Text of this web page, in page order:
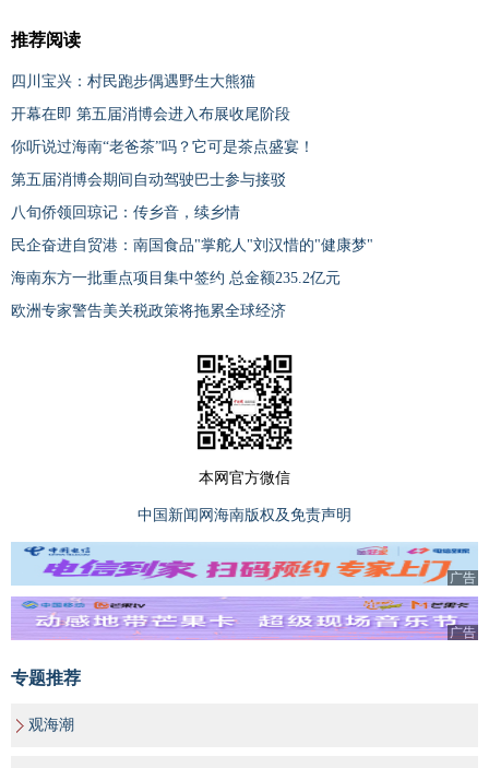
推荐阅读
四川宝兴：村民跑步偶遇野生大熊猫
开幕在即 第五届消博会进入布展收尾阶段
你听说过海南“老爸茶”吗？它可是茶点盛宴！
第五届消博会期间自动驾驶巴士参与接驳
八旬侨领回琼记：传乡音，续乡情
民企奋进自贸港：南国食品"掌舵人"刘汉惜的"健康梦"
海南东方一批重点项目集中签约 总金额235.2亿元
欧洲专家警告美关税政策将拖累全球经济
本网官方微信
中国新闻网海南版权及免责声明
广告
广告
专题推荐
观海潮